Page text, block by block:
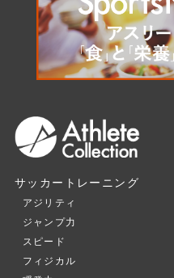
サッカートレーニング
アジリティ
ジャンプ力
スピード
フィジカル